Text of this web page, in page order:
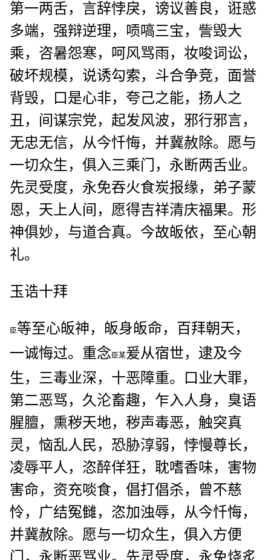
第一两舌，言辞悖戾，谤议善良，诳惑
多端，强辩逆理，唝嗃三宝，訾毁大
乘，咨暑怨寒，呵风骂雨，妆唆词讼，
破坏规模，说诱勾索，斗合争竞，面誉
背毁，口是心非，夸己之能，扬人之
丑，间谋宗党，起发风波，邪行邪言，
无忠无信，从今忏悔，并冀赦除。愿与
一切众生，俱入三乘门，永断两舌业。
先灵受度，永免吞火食炭报缘，弟子蒙
恩，天上人间，愿得吉祥清庆福果。形
神俱妙，与道合真。今故皈依，至心朝
礼。
玉诰十拜
臣等至心皈神，皈身皈命，百拜朝天，
一诚悔过。重念 臣某爰从宿世，逮及今
生，三毒业深，十恶障重。口业大罪，
第二恶骂，久沦畜趣，乍入人身，臭语
腥膻，熏秽天地，秽声毒恶，触突真
灵，恼乱人民，恐胁淳弱，悖慢尊长，
凌辱平人，恣醉佯狂，耽嗜香味，害物
害命，资充啖食，倡打倡杀，曾不慈
怜，广结冤雠，恣加浊辱，从今忏悔，
并冀赦除。愿与一切众生，俱入方便